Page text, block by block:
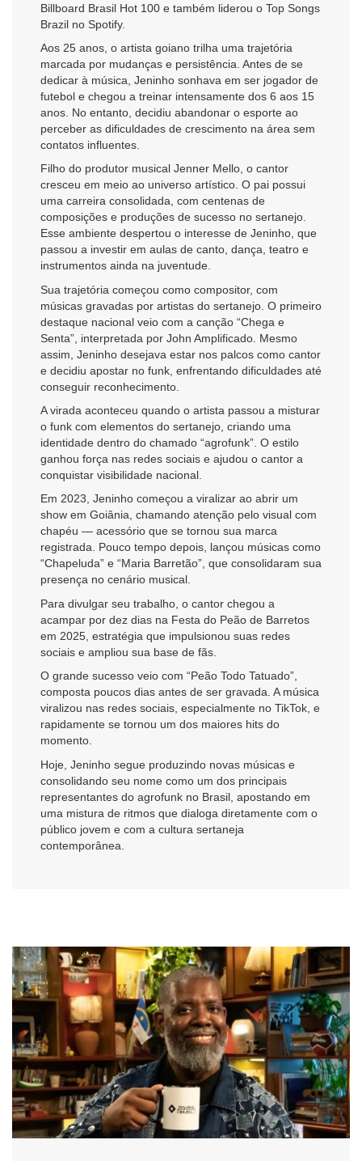
Billboard Brasil Hot 100 e também liderou o Top Songs
Brazil no Spotify.
Aos 25 anos, o artista goiano trilha uma trajetória
marcada por mudanças e persistência. Antes de se
dedicar à música, Jeninho sonhava em ser jogador de
futebol e chegou a treinar intensamente dos 6 aos 15
anos. No entanto, decidiu abandonar o esporte ao
perceber as dificuldades de crescimento na área sem
contatos influentes.
Filho do produtor musical Jenner Mello, o cantor
cresceu em meio ao universo artístico. O pai possui
uma carreira consolidada, com centenas de
composições e produções de sucesso no sertanejo.
Esse ambiente despertou o interesse de Jeninho, que
passou a investir em aulas de canto, dança, teatro e
instrumentos ainda na juventude.
Sua trajetória começou como compositor, com
músicas gravadas por artistas do sertanejo. O primeiro
destaque nacional veio com a canção “Chega e
Senta”, interpretada por John Amplificado. Mesmo
assim, Jeninho desejava estar nos palcos como cantor
e decidiu apostar no funk, enfrentando dificuldades até
conseguir reconhecimento.
A virada aconteceu quando o artista passou a misturar
o funk com elementos do sertanejo, criando uma
identidade dentro do chamado “agrofunk”. O estilo
ganhou força nas redes sociais e ajudou o cantor a
conquistar visibilidade nacional.
Em 2023, Jeninho começou a viralizar ao abrir um
show em Goiânia, chamando atenção pelo visual com
chapéu — acessório que se tornou sua marca
registrada. Pouco tempo depois, lançou músicas como
“Chapeluda” e “Maria Barretão”, que consolidaram sua
presença no cenário musical.
Para divulgar seu trabalho, o cantor chegou a
acampar por dez dias na Festa do Peão de Barretos
em 2025, estratégia que impulsionou suas redes
sociais e ampliou sua base de fãs.
O grande sucesso veio com “Peão Todo Tatuado”,
composta poucos dias antes de ser gravada. A música
viralizou nas redes sociais, especialmente no TikTok, e
rapidamente se tornou um dos maiores hits do
momento.
Hoje, Jeninho segue produzindo novas músicas e
consolidando seu nome como um dos principais
representantes do agrofunk no Brasil, apostando em
uma mistura de ritmos que dialoga diretamente com o
público jovem e com a cultura sertaneja
contemporânea.